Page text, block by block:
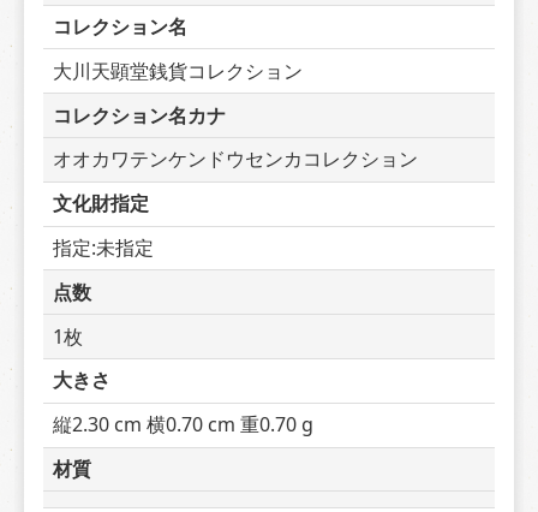
コレクション名
大川天顕堂銭貨コレクション
コレクション名カナ
オオカワテンケンドウセンカコレクション
文化財指定
指定:未指定
点数
1枚
大きさ
縦2.30 cm 横0.70 cm 重0.70 g
材質